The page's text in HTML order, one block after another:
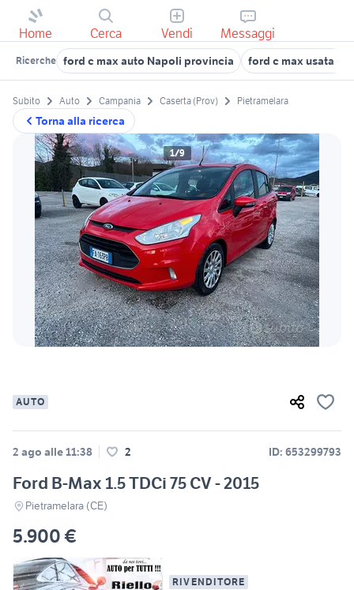
Home Cerca Vendi Messaggi
Ricerche ford c max auto Napoli provincia ford c max usata
Torna alla ricerca
Subito Auto Campania Caserta (Prov) Pietramelara
1/9
AUTO
2 ago alle 11:38 2 ID: 653299793
Ford B-Max 1.5 TDCi 75 CV - 2015
Pietramelara (CE)
5.900 €
RIVENDITORE